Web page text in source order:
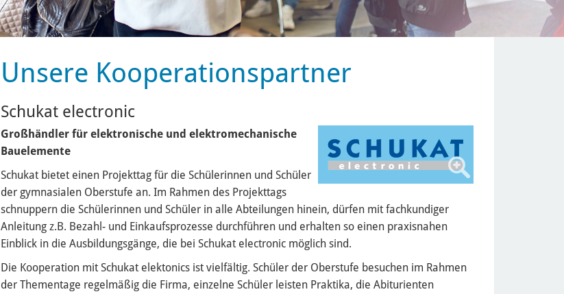
Unsere Kooperationspartner
Schukat electronic
Großhändler für elektronische und elektromechanische
Bauelemente
Schukat bietet einen Projekttag für die Schülerinnen und Schüler
der gymnasialen Oberstufe an. Im Rahmen des Projekttags
schnuppern die Schülerinnen und Schüler in alle Abteilungen hinein, dürfen mit fachkundiger
Anleitung z.B. Bezahl- und Einkaufsprozesse durchführen und erhalten so einen praxisnahen
Einblick in die Ausbildungsgänge, die bei Schukat electronic möglich sind.
Die Kooperation mit Schukat elektonics ist vielfältig. Schüler der Oberstufe besuchen im Rahmen
der Thementage regelmäßig die Firma, einzelne Schüler leisten Praktika, die Abiturienten